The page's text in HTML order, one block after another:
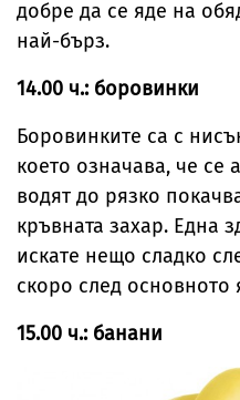
добре да се яде на
най-бърз.
14.00 ч.: боровинки
Боровинките са с
което означава, че се
водят до рязко
кръвната захар. Една
искате нещо сладко
скоро след основното
15.00 ч.: банани